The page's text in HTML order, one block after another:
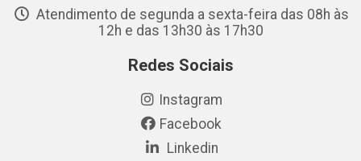
Atendimento de segunda a sexta-feira das 08h às
12h e das 13h30 às 17h30
Redes Sociais
Instagram
Facebook
Linkedin